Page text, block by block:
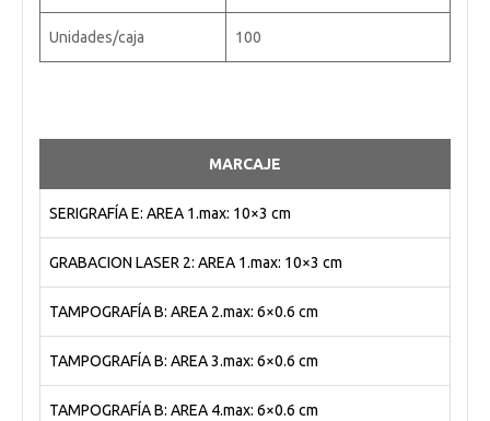
Unidades/caja 100
MARCAJE
SERIGRAFÍA E: AREA 1.max: 10×3 cm
GRABACION LASER 2: AREA 1.max: 10×3 cm
TAMPOGRAFÍA B: AREA 2.max: 6×0.6 cm
TAMPOGRAFÍA B: AREA 3.max: 6×0.6 cm
TAMPOGRAFÍA B: AREA 4.max: 6×0.6 cm